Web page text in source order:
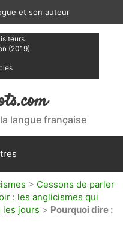
et son auteur
(2019)
langue française
> Cessons de parler
: les anglicismes qui
les jours > Pourquoi dire :